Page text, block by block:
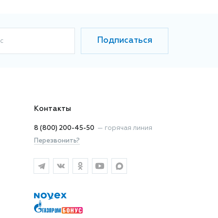
Подписаться
Контакты
8 (800) 200-45-50 — горячая линия
Перезвонить?